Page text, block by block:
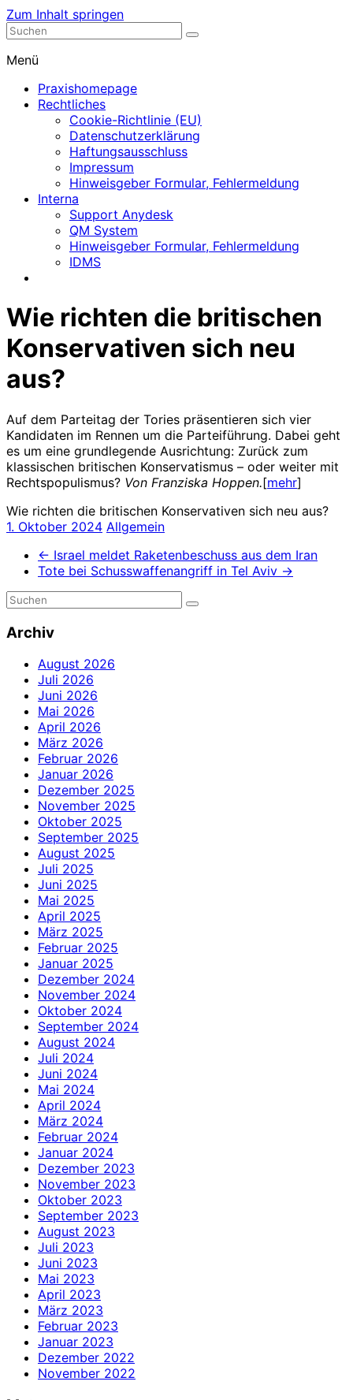
Zum Inhalt springen
Nephrologische Praxis mit Dialyse
Menü
Praxishomepage
Rechtliches
Cookie-Richtlinie (EU)
Datenschutzerklärung
Haftungsausschluss
Impressum
Hinweisgeber Formular, Fehlermeldung
Interna
Support Anydesk
QM System
Hinweisgeber Formular, Fehlermeldung
IDMS
Wie richten die britischen
Konservativen sich neu
aus?
Auf dem Parteitag der Tories präsentieren sich vier
Kandidaten im Rennen um die Parteiführung. Dabei geht
es um eine grundlegende Ausrichtung: Zurück zum
klassischen britischen Konservatismus – oder weiter mit
Rechtspopulismus? Von Franziska Hoppen.[mehr]
Wie richten die britischen Konservativen sich neu aus?
1. Oktober 2024 Allgemein
← Israel meldet Raketenbeschuss aus dem Iran
Tote bei Schusswaffenangriff in Tel Aviv →
Archiv
August 2026
Juli 2026
Juni 2026
Mai 2026
April 2026
März 2026
Februar 2026
Januar 2026
Dezember 2025
November 2025
Oktober 2025
September 2025
August 2025
Juli 2025
Juni 2025
Mai 2025
April 2025
März 2025
Februar 2025
Januar 2025
Dezember 2024
November 2024
Oktober 2024
September 2024
August 2024
Juli 2024
Juni 2024
Mai 2024
April 2024
März 2024
Februar 2024
Januar 2024
Dezember 2023
November 2023
Oktober 2023
September 2023
August 2023
Juli 2023
Juni 2023
Mai 2023
April 2023
März 2023
Februar 2023
Januar 2023
Dezember 2022
November 2022